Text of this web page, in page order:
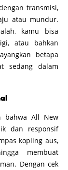
transmisi,
atau mundur.
kamu bisa
atau bahkan
betapa
sedang dalam
bahwa All New
dan responsif
kopling aus,
membuat
Dengan cek